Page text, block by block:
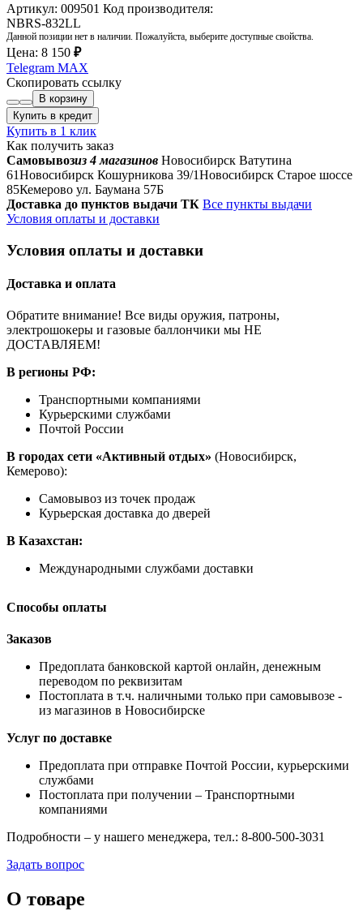
Артикул: 009501 Код производителя:
NBRS-832LL
Данной позиции нет в наличии. Пожалуйста, выберите доступные свойства.
Цена: 8 150 ₽
Telegram MAX
Скопировать ссылку
В корзину
Купить в кредит
Купить в 1 клик
Как получить заказ
Самовывозиз 4 магазинов Новосибирск Ватутина
61Новосибирск Кошурникова 39/1Новосибирск Старое шоссе
85Кемерово ул. Баумана 57Б
Доставка до пунктов выдачи ТК Все пункты выдачи
Условия оплаты и доставки
Условия оплаты и доставки
Доставка и оплата
Обратите внимание! Все виды оружия, патроны,
электрошокеры и газовые баллончики мы НЕ
ДОСТАВЛЯЕМ!
В регионы РФ:
Транспортными компаниями
Курьерскими службами
Почтой России
В городах сети «Активный отдых» (Новосибирск,
Кемерово):
Самовывоз из точек продаж
Курьерская доставка до дверей
В Казахстан:
Международными службами доставки
Способы оплаты
Заказов
Предоплата банковской картой онлайн, денежным
переводом по реквизитам
Постоплата в т.ч. наличными только при самовывозе -
из магазинов в Новосибирске
Услуг по доставке
Предоплата при отправке Почтой России, курьерскими
службами
Постоплата при получении – Транспортными
компаниями
Подробности – у нашего менеджера, тел.: 8-800-500-3031
Задать вопрос
О товаре